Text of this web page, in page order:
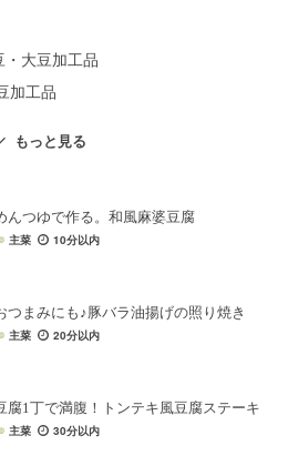
・大豆加工品
加工品
もっと見る
んつゆで作る。和風麻婆豆腐
主菜 10分以内
つまみにも♪豚バラ油揚げの照り焼き
主菜 20分以内
腐1丁で満腹！トンテキ風豆腐ステーキ
主菜 30分以内